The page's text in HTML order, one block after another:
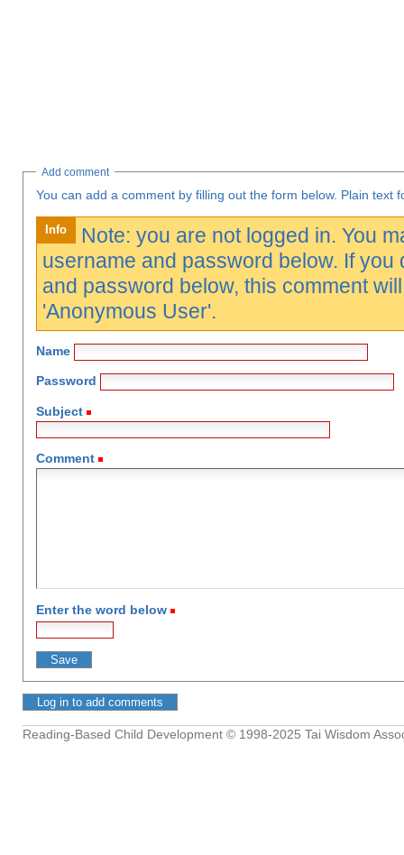
Add comment
You
Info
Note: you are not logged in. You
username and password below. If you don't
and password below, this comment will
'Anonymous User'.
Name
Password
Subject
Comment
Enter the word below
Reading-Based Child Development © 1998-2025 Tai Wisdom